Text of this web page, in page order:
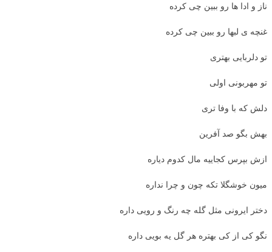
ناز و ادا ها رو ببین چی کرده
غنچه ی لبها رو ببین چی کرده
تو دلربایی بهتری
تو مهربونی اولی
دلش که با وفا تری
بهش بگو صد آفرین
ازش بپرس کجاییه مال کدوم دیاره
میون خوشگلا تکه چون و چرا نداره
دختر ایرونی مثل گله چه رنگ و رویی داره
نگو کی از کی بهتره هر گل یه بویی داره